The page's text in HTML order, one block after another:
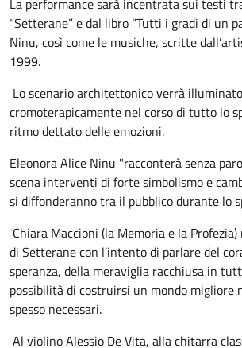
La performance sarà incentrata sui testi
“Setterane” e dal libro “Tutti i gradi di un
Ninu, così come le musiche, scritte
1999.
Lo scenario architettonico verrà illuminato
cromoterapicamente nel corso di tutto lo
ritmo dettato delle emozioni.
Eleonora Alice Ninu "racconterà senza
scena interventi di forte simbolismo e
si diffonderanno tra il pubblico durante lo
Chiara Maccioni (la Memoria e la
di Setterane con l’intento di parlare del
speranza, della meraviglia racchiusa in
possibilità di costruirsi un mondo migliore
spesso necessari.
Al violino Alessio De Vita, alla chitarra